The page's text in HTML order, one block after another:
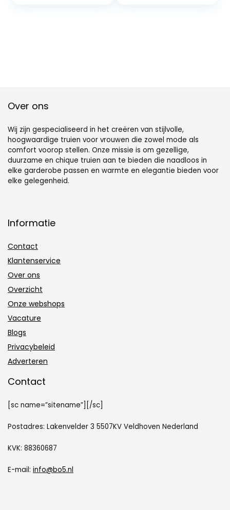
Over ons
Wij zijn gespecialiseerd in het creëren van stijlvolle,
hoogwaardige truien voor vrouwen die zowel mode als
comfort voorop stellen. Onze missie is om gezellige,
duurzame en chique truien aan te bieden die naadloos in
elke garderobe passen en warmte en elegantie bieden voor
elke gelegenheid.
Informatie
Contact
Klantenservice
Over ons
Overzicht
Onze webshops
Vacature
Blogs
Privacybeleid
Adverteren
Contact
[sc name=”sitename”][/sc]
Postadres: Lakenvelder 3 5507KV Veldhoven Nederland
KVK: 88360687
E-mail: info@bo5.nl